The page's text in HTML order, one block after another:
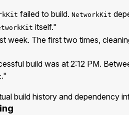
failed to build. NetworkKit
itself."
week. The first two times,
build was at 2:12 PM.
."
build history and dependency